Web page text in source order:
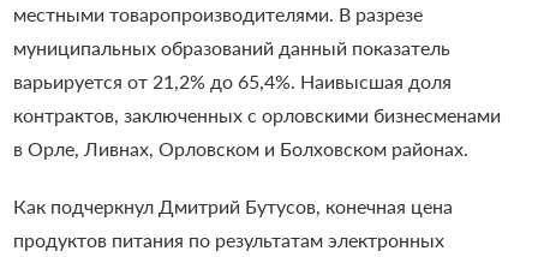
местными товаропроизводителями. В разрезе
муниципальных образований данный показатель
варьируется от 21,2% до 65,4%. Наивысшая доля
контрактов, заключенных с орловскими бизнесменами
в Орле, Ливнах, Орловском и Болховском районах.
Как подчеркнул Дмитрий Бутусов, конечная цена
продуктов питания по результатам электронных